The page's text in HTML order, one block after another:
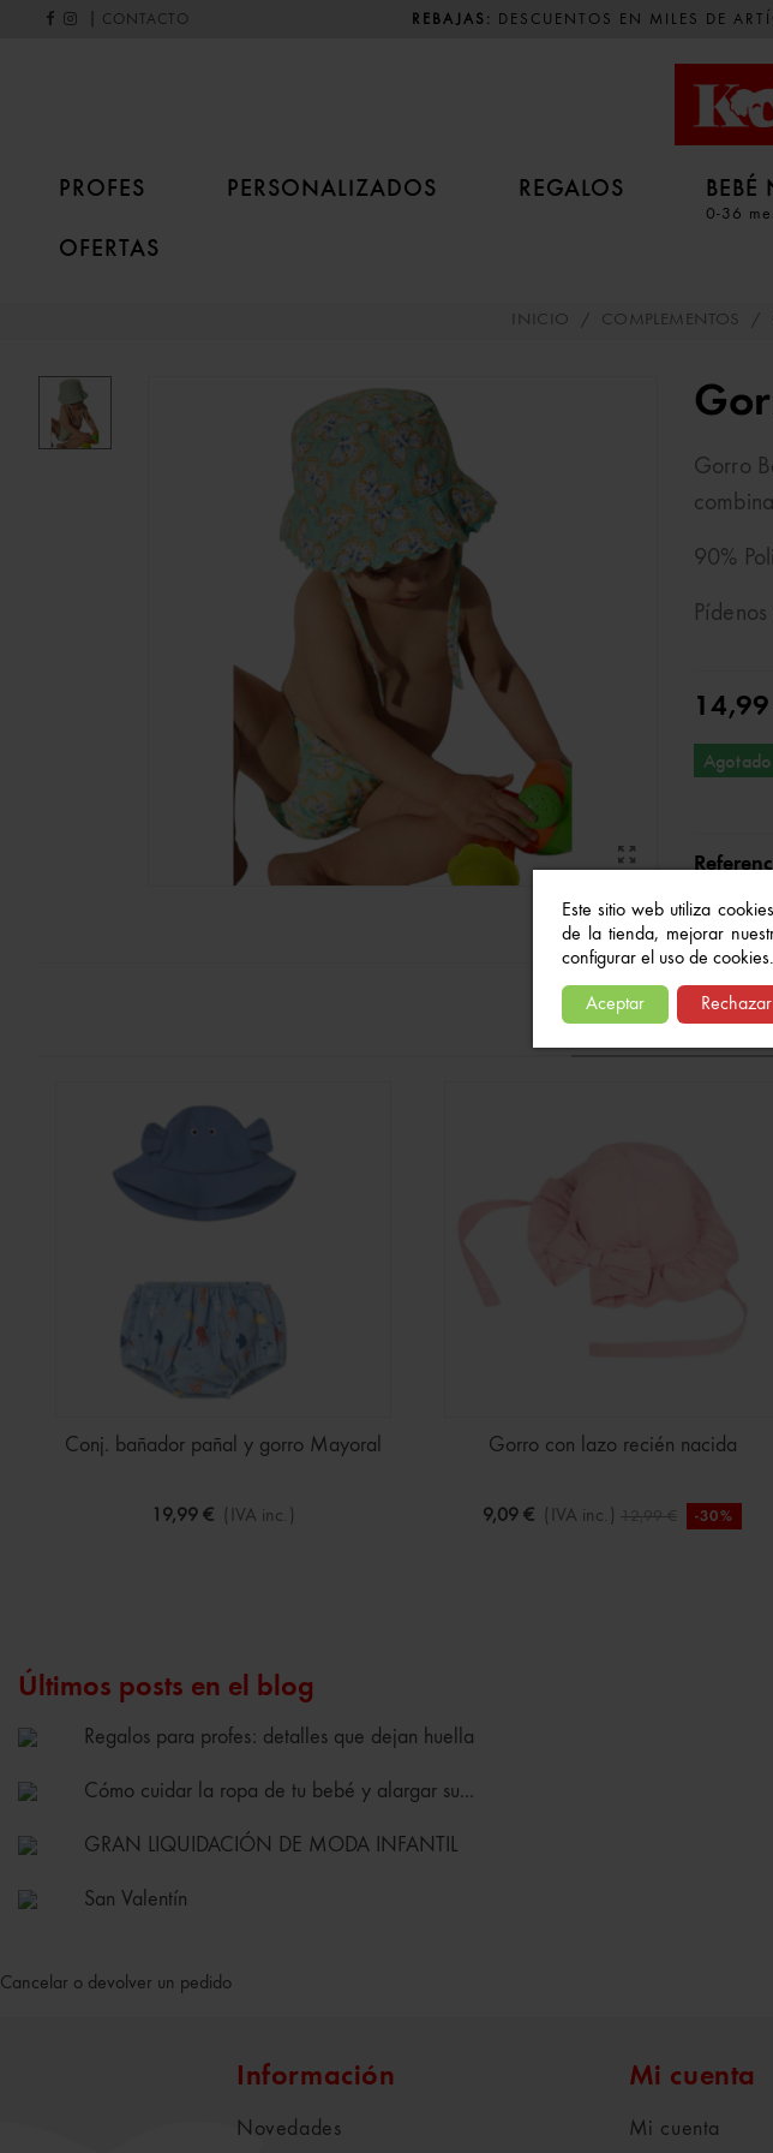
Este sitio web utiliza
de la tienda, mejorar
configurar el uso de cookies.
Aceptar Rechazar
CONTACTO REBAJAS: DESCUENTOS EN MILES DE
PROFES PERSONALIZADOS REGALOS
0-36
OFERTAS
INICIO / COMPLEMENTOS /
Gorro
90%
Agotado
A
Quizás
Conj. bañador pañal y gorro Mayoral
19,99 € (IVA inc.)
Gorro con lazo recién nacida
9,09 € (IVA inc.) 12,99 € -30%
Últimos posts en el blog
Regalos para profes: detalles que dejan huella
Cómo cuidar la ropa de tu bebé y alargar su...
GRAN LIQUIDACIÓN DE MODA INFANTIL
San Valentín
Cancelar o devolver un pedido
Información
Novedades
Mi cuenta
Mi cuenta